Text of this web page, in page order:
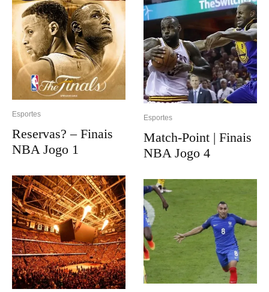
Esportes
Reservas? – Finais
NBA Jogo 1
Esportes
Match-Point | Finais
NBA Jogo 4